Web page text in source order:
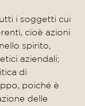
i soggetti cui
cioè azioni
spirito,
aziendali;
di
poiché è
delle